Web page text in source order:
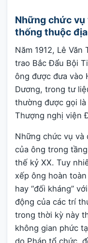
Những chức vụ
thống thuộc địa
Năm 1912, Lê
trao Bắc Đẩu Bội
ông được đưa vào
Dương, trong tư
thường được gọi
Thượng nghị viện
Những chức vụ và
của ông trong
thế kỷ XX. Tuy
xếp ông hoàn
hay “đối kháng”
động của các trí
trong thời kỳ này
không gian phức